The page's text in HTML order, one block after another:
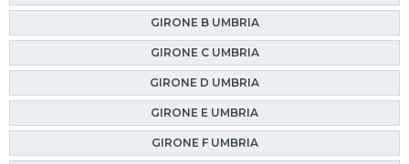
GIRONE B UMBRIA
GIRONE C UMBRIA
GIRONE D UMBRIA
GIRONE E UMBRIA
GIRONE F UMBRIA